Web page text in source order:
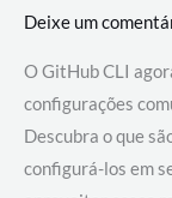
Deixe um
O GitHub CLI
configurações
Descubra o que
configurá-los em